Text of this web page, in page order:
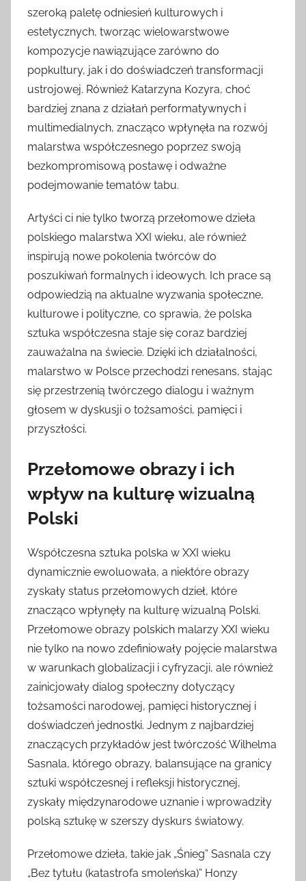
szeroką paletę odniesień kulturowych i
estetycznych, tworząc wielowarstwowe
kompozycje nawiązujące zarówno do
popkultury, jak i do doświadczeń transformacji
ustrojowej. Również Katarzyna Kozyra, choć
bardziej znana z działań performatywnych i
multimedialnych, znacząco wpłynęła na rozwój
malarstwa współczesnego poprzez swoją
bezkompromisową postawę i odważne
podejmowanie tematów tabu.
Artyści ci nie tylko tworzą przełomowe dzieła
polskiego malarstwa XXI wieku, ale również
inspirują nowe pokolenia twórców do
poszukiwań formalnych i ideowych. Ich prace są
odpowiedzią na aktualne wyzwania społeczne,
kulturowe i polityczne, co sprawia, że polska
sztuka współczesna staje się coraz bardziej
zauważalna na świecie. Dzięki ich działalności,
malarstwo w Polsce przechodzi renesans, stając
się przestrzenią twórczego dialogu i ważnym
głosem w dyskusji o tożsamości, pamięci i
przyszłości.
Przełomowe obrazy i ich
wpływ na kulturę wizualną
Polski
Współczesna sztuka polska w XXI wieku
dynamicznie ewoluowała, a niektóre obrazy
zyskały status przełomowych dzieł, które
znacząco wpłynęły na kulturę wizualną Polski.
Przełomowe obrazy polskich malarzy XXI wieku
nie tylko na nowo zdefiniowały pojęcie malarstwa
w warunkach globalizacji i cyfryzacji, ale również
zainicjowały dialog społeczny dotyczący
tożsamości narodowej, pamięci historycznej i
doświadczeń jednostki. Jednym z najbardziej
znaczących przykładów jest twórczość Wilhelma
Sasnala, którego obrazy, balansujące na granicy
sztuki współczesnej i refleksji historycznej,
zyskały międzynarodowe uznanie i wprowadziły
polską sztukę w szerszy dyskurs światowy.
Przełomowe dzieła, takie jak „Śnieg” Sasnala czy
„Bez tytułu (katastrofa smoleńska)” Honzy